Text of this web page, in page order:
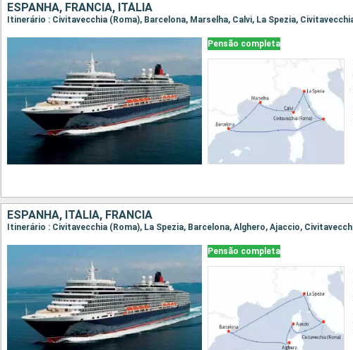
ESPANHA, FRANCIA, ITÁLIA
Itinerário : Civitavecchia (Roma), Barcelona, Marselha, Calvi, La Spezia,
Pensão completa
ESPANHA, ITÁLIA, FRANCIA
Itinerário : Civitavecchia (Roma), La Spezia, Barcelona, Alghero, Ajaccio,
Pensão completa